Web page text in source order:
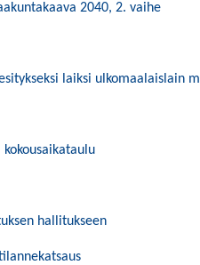
2040, 2. vaihe
laiksi ulkomaalaislain
hallitukseen